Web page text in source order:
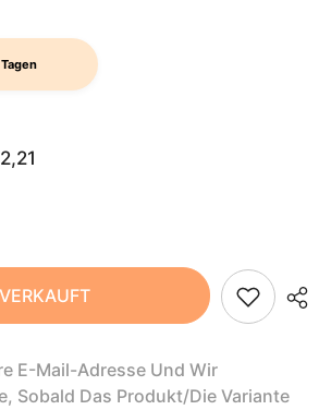
Tagen
E-Mail-Adresse Und Wir
Sobald Das Produkt/die Variante